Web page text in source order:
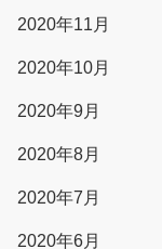
2020年11月
2020年10月
2020年9月
2020年8月
2020年7月
2020年6月